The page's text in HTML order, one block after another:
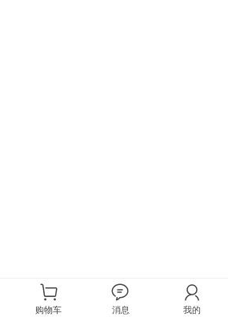
购物车 消息 我的